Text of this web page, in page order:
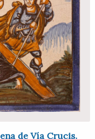
de Vía Crucis.